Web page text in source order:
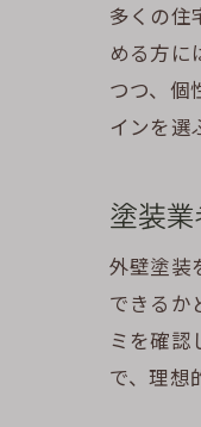
多くの住
める方に
つつ、個
インを選
塗装
外壁塗装
できるか
ミを確認
で、理想